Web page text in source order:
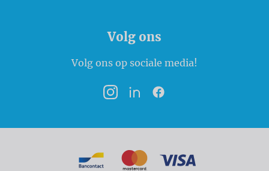
Volg ons
Volg ons op sociale media!
InstagramLinkedInFacebook
Betaalmogelijkheden
BancontactMasterCard
VISA